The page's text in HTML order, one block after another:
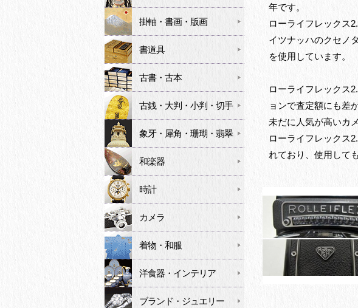
年です。
ローライフレックス
イツナッハのクセノ
を使用しています。
ローライフレックス
ョンで査定額にも差
未だに人気が高いカ
ローライフレックス
れており、使用して
掛軸・書画・版画
書道具
古書・古本
古銭・大判・小判・切手
象牙・犀角・珊瑚・翡翠
和楽器
時計
カメラ
着物・和服
洋食器・インテリア
ブランド・ジュエリー